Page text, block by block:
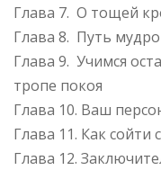
Глава 7. О тощей
Глава 8. Путь
Глава 9. Учимся
тропе покоя
Глава 10. Ваш
Глава 11. Как сойти
Глава 12.